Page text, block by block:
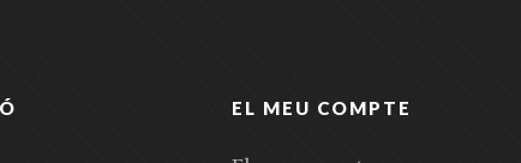
EL MEU COMPTE